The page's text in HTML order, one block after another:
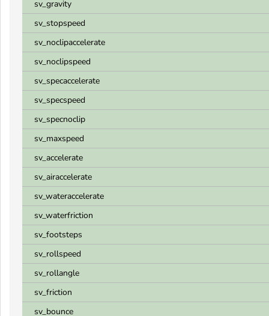
sv_gravity
sv_stopspeed
sv_noclipaccelerate
sv_noclipspeed
sv_specaccelerate
sv_specspeed
sv_specnoclip
sv_maxspeed
sv_accelerate
sv_airaccelerate
sv_wateraccelerate
sv_waterfriction
sv_footsteps
sv_rollspeed
sv_rollangle
sv_friction
sv_bounce